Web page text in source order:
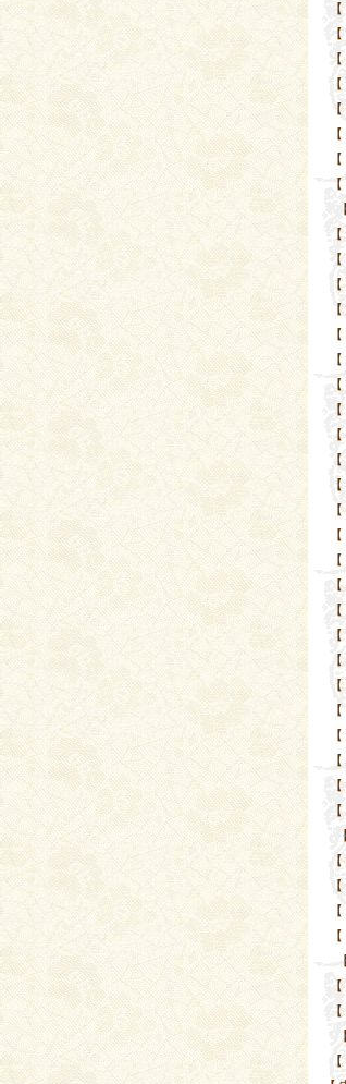
【
【
【
【
【
【
【
【
【
【
【
【
【
【
【
【
【
【
【
【
【
【
【
【
【
【
【
【
【
【
【
【
【
【
【
【
【
【
【
【
【
【
【